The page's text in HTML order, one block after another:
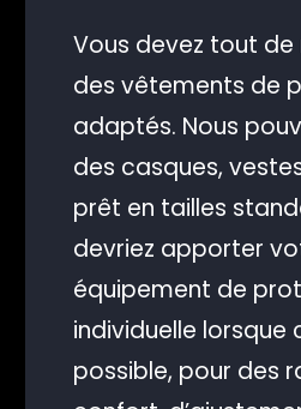
Vous devez tout
des vêtements de
adaptés. Nous
des casques,
prêt en tailles
devriez apporter
équipement de
individuelle lorsque
possible, pour des